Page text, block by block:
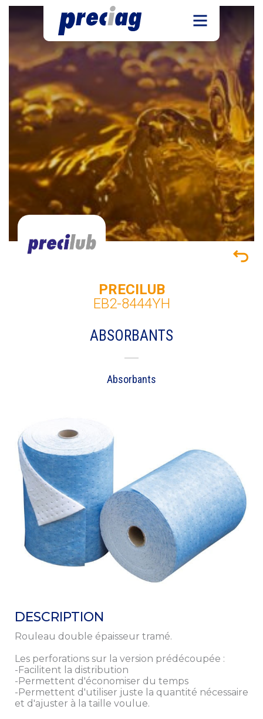
PRECILUB
EB2-8444YH
ABSORBANTS
Absorbants
DESCRIPTION
Rouleau double épaisseur tramé.
Les perforations sur la version prédécoupée :
-Facilitent la distribution
-Permettent d'économiser du temps
-Permettent d'utiliser juste la quantité nécessaire
et d'ajuster à la taille voulue.
DEMANDE DE FICHE TECHNIQUE
Remplissez ce formulaire pour recevoir le
document
Téléphone
*
Email
*